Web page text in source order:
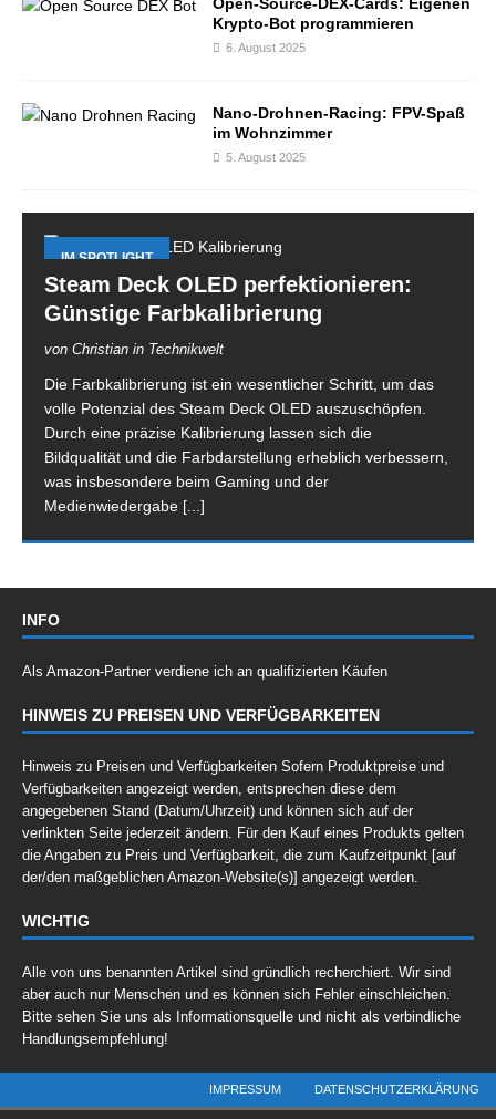
Krypto-Bot programmieren
6. August 2025
Nano-Drohnen-Racing: FPV-Spaß
im Wohnzimmer
5. August 2025
IM SPOTLIGHT
Steam Deck OLED perfektionieren:
Günstige Farbkalibrierung
von Christian in Technikwelt
Die Farbkalibrierung ist ein wesentlicher Schritt, um das
volle Potenzial des Steam Deck OLED auszuschöpfen.
Durch eine präzise Kalibrierung lassen sich die
Bildqualität und die Farbdarstellung erheblich verbessern,
was insbesondere beim Gaming und der
Medienwiedergabe [...]
INFO
Als Amazon-Partner verdiene ich an qualifizierten Käufen
HINWEIS ZU PREISEN UND VERFÜGBARKEITEN
Hinweis zu Preisen und Verfügbarkeiten Sofern Produktpreise und
Verfügbarkeiten angezeigt werden, entsprechen diese dem
angegebenen Stand (Datum/Uhrzeit) und können sich auf der
verlinkten Seite jederzeit ändern. Für den Kauf eines Produkts gelten
die Angaben zu Preis und Verfügbarkeit, die zum Kaufzeitpunkt [auf
der/den maßgeblichen Amazon-Website(s)] angezeigt werden.
WICHTIG
Alle von uns benannten Artikel sind gründlich recherchiert. Wir sind
aber auch nur Menschen und es können sich Fehler einschleichen.
Bitte sehen Sie uns als Informationsquelle und nicht als verbindliche
Handlungsempfehlung!
IMPRESSUM DATENSCHUTZERKLÄRUNG